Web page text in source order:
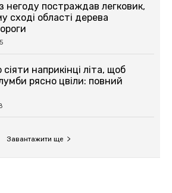
негоду постраждав легковик,
сході області дерева
сіяти наприкінці літа, щоб
рясно цвіли: повний
Завантажити ще